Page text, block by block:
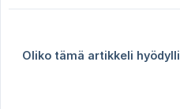
Oliko tämä artikkeli